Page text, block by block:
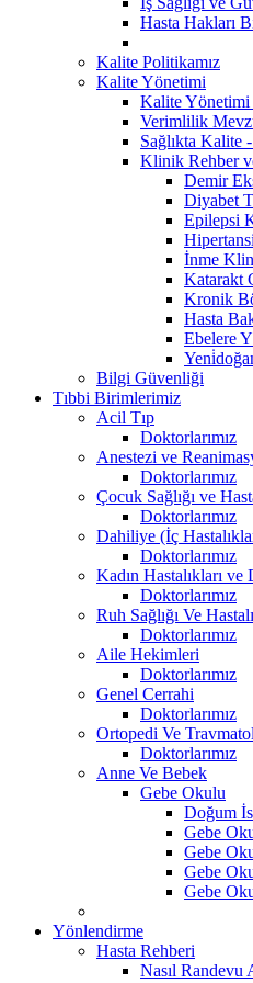
Hasta Hakları
Kalite Politikamız
Kalite Yönetimi
Kalite Yönetimi
Verimlilik
Sağlıkta
Klinik Rehber
Demir
Diyabet
Epilepsi
İnme
Katarakt
Kronik
Hasta
Ebelere
Bilgi Güvenliği
Tıbbi Birimlerimiz
Acil Tıp
Doktorlarımız
Anestezi ve
Doktorlarımız
Çocuk Sağlığı ve
Doktorlarımız
Dahiliye (İç
Doktorlarımız
Kadın Hastalıkları ve
Doktorlarımız
Ruh Sağlığı Ve
Doktorlarımız
Aile Hekimleri
Doktorlarımız
Genel Cerrahi
Doktorlarımız
Ortopedi Ve
Doktorlarımız
Anne Ve Bebek
Gebe Okulu
Doğum
Gebe
Gebe
Gebe
Gebe
Yönlendirme
Hasta Rehberi
Nasıl Randevu